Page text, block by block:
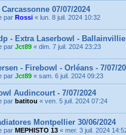
07/07/2024
par Rossi « lun. 8 juil. 2024 10:32
- Extra Laserbowl -
par Jct89 « dim. 7 juil. 2024 23:23
- Firebowl - Orléans - 7/07/
par Jct89 « sam. 6 juil. 2024 09:23
Audincourt - 7/07/2024
par batitou « ven. 5 juil. 2024 07:24
Montpellier 30/06/2024
par MEPHISTO 13 « mer. 3 juil. 2024